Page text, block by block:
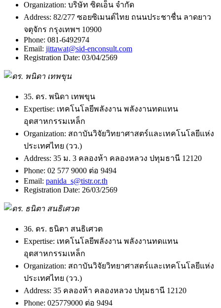
Organization: บริษัท ซิดเอ็น จำกัด
Address: 82/277 ซอยซิเมนต์ไทย ถนนประชาชื่น ลาดยาว
จตุจักร กรุงเทพฯ 10900
Phone: 081-6492974
Email: jittawat@sid-enconsult.com
Registration Date: 03/04/2569
35. ดร. พนิดา เทพขุน
Expertise: เทคโนโลยีพลังงาน พลังงานทดแทน
อุตสาหกรรมเหล็ก
Organization: สถาบันวิจัยวิทยาศาสตร์และเทคโนโลยีแห่ง
ประเทศไทย (วว.)
Address: 35 ม. 3 คลองห้า คลองหลวง ปทุมธานี 12120
Phone: 02 577 9000 ต่อ 9494
Email: panida_s@tistr.or.th
Registration Date: 26/03/2569
36. ดร. ธนิตา สนธิเศวต
Expertise: เทคโนโลยีพลังงาน พลังงานทดแทน
อุตสาหกรรมเหล็ก
Organization: สถาบันวิจัยวิทยาศาสตร์และเทคโนโลยีแห่ง
ประเทศไทย (วว.)
Address: 35 คลองห้า คลองหลวง ปทุมธานี 12120
Phone: 025779000 ต่อ 9494